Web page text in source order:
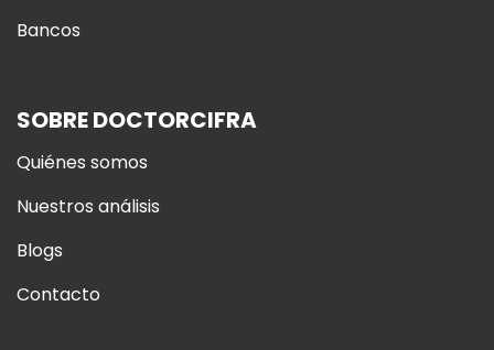
Bancos
SOBRE DOCTORCIFRA
Quiénes somos
Nuestros análisis
Blogs
Contacto